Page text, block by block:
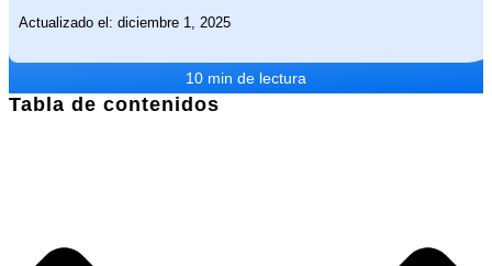
Actualizado el: diciembre 1, 2025
10 min de lectura
Tabla de contenidos